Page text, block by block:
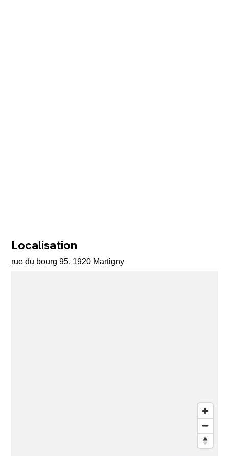
Localisation
rue du bourg 95, 1920 Martigny